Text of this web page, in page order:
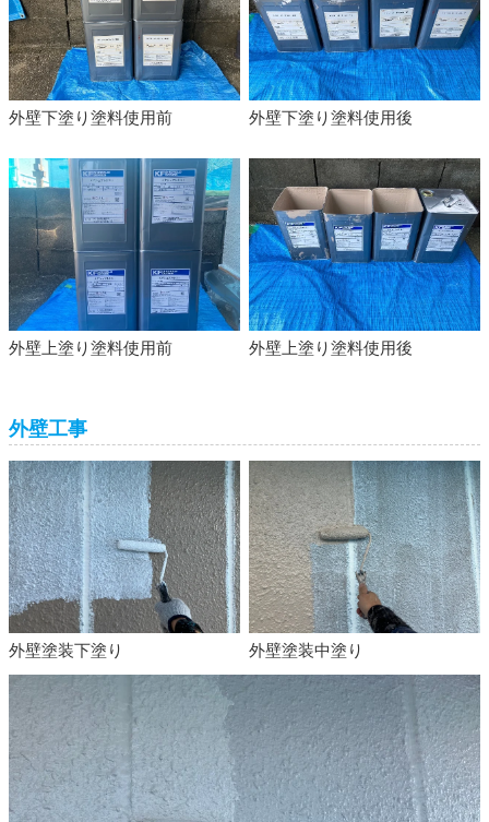
外壁下塗り塗料使用前 外壁下塗り塗料使用後
外壁上塗り塗料使用前 外壁上塗り塗料使用後
外壁工事
外壁塗装下塗り 外壁塗装中塗り